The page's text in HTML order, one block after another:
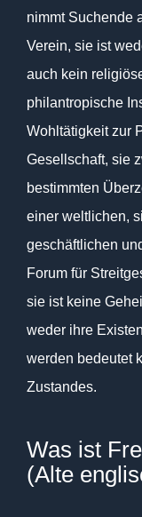
nimmt Suchende
Verein, sie ist
auch kein
philantropische
Wohltätigkeit zur
Gesellschaft, sie
bestimmten
einer weltlichen,
geschäftlichen
Forum für
sie ist keine
weder ihre
werden bedeutet
Zustandes.
Was ist
(Alte